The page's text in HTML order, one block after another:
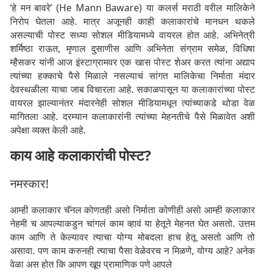
‘हे मन बावरे’ (He Mann Baware) या कलर्स मराठी वरील मालिकेने
निरोप घेतला आहे. मात्र अजूनही काही कलाकारांचे मानधन थकले
असल्याची पोस्ट सध्या सोशल मीडियामध्ये वायरल होत आहे. अभिनेत्री
शर्मिष्ठा राऊत, मृणाल दुसाणीस आणि अभिनेता संग्राम समेळ, विधिषा
म्हैसकर यांनी आज इंस्टाग्रामवर एक खास पोस्ट शेअर करत त्यांना अद्याप
त्यांच्या हक्काचे पैसे मिळाले नसल्याचं सांगत मालिकेचा निर्माता मंदार
देवस्थळीला याचा जाब विचारला आहे. सकाळपासून या कलाकारांच्या पोस्ट
वायरल झाल्यानंतर मंदारनेही सोशल मीडियामधून त्यांच्याकडे थोडा वेळ
मागितला आहे. दरम्यान कलाकारांनी त्यांच्या मेहनतीचे पैसे मिळावेत अशी
अपेक्षा व्यक्त केली आहे.
काय आहे कलाकारांची पोस्ट?
नमस्कार!
आम्ही कलाकार चॅनल कोणतही असो निर्माता कोणीही असो आम्ही कलाकार
नेहमी च आपल्याकडुन चांगलं काम व्हावं या हेतूने मेहनत घेत असतो. उत्तम
काम आणि ते केल्यावर त्याचा योग्य मोबदला हाच हेतू असतो आणि तो
असावा. पण काम करुनही त्याचा पैसा वेळेवरच न मिळणे, योग्य आहे? अनेक
वेळा अस होत कि आपण खूप प्रामाणिक पणे आपले